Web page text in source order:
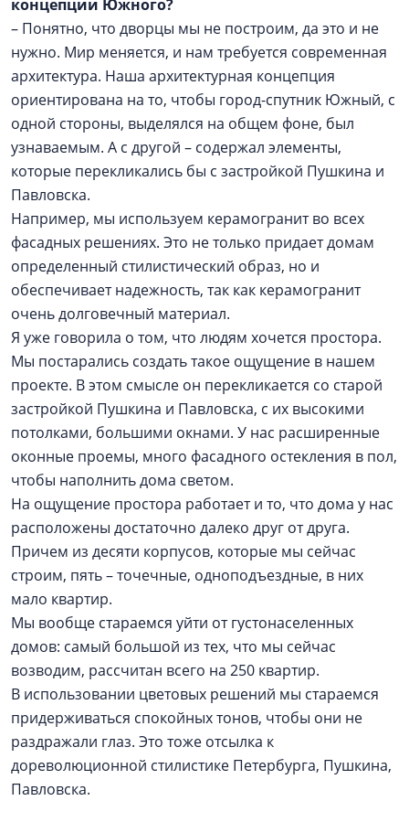
концепции Южного?
– Понятно, что дворцы мы не построим, да это и не
нужно. Мир меняется, и нам требуется современная
архитектура. Наша архитектурная концепция
ориентирована на то, чтобы город-спутник Южный, с
одной стороны, выделялся на общем фоне, был
узнаваемым. А с другой – содержал элементы,
которые перекликались бы с застройкой Пушкина и
Павловска.
Например, мы используем керамогранит во всех
фасадных решениях. Это не только придает домам
определенный стилистический образ, но и
обеспечивает надежность, так как керамогранит
очень долговечный материал.
Я уже говорила о том, что людям хочется простора.
Мы постарались создать такое ощущение в нашем
проекте. В этом смысле он перекликается со старой
застройкой Пушкина и Павловска, с их высокими
потолками, большими окнами. У нас расширенные
оконные проемы, много фасадного остекления в пол,
чтобы наполнить дома светом.
На ощущение простора работает и то, что дома у нас
расположены достаточно далеко друг от друга.
Причем из десяти корпусов, которые мы сейчас
строим, пять – точечные, одноподъездные, в них
мало квартир.
Мы вообще стараемся уйти от густонаселенных
домов: самый большой из тех, что мы сейчас
возводим, рассчитан всего на 250 квартир.
В использовании цветовых решений мы стараемся
придерживаться спокойных тонов, чтобы они не
раздражали глаз. Это тоже отсылка к
дореволюционной стилистике Петербурга, Пушкина,
Павловска.